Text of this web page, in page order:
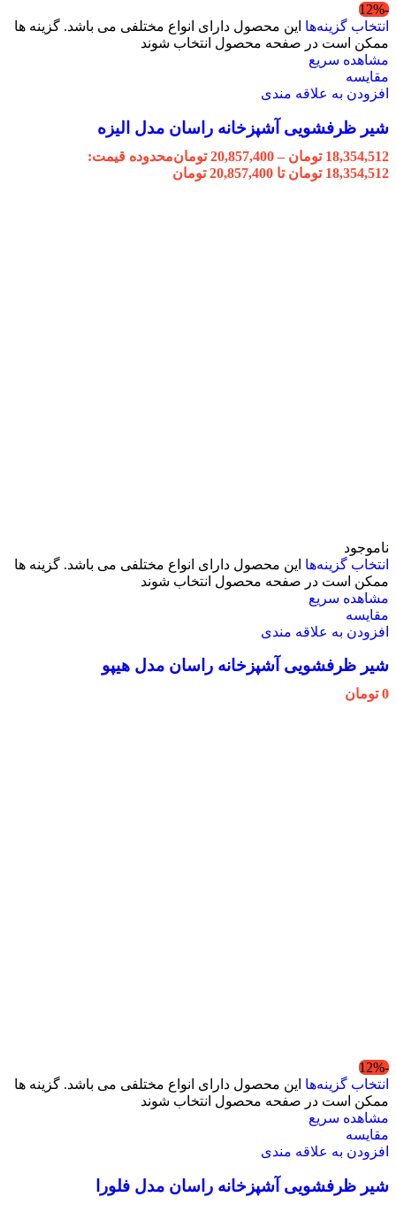
-12%
انتخاب گزینه‌ها این محصول دارای انواع مختلفی می باشد. گزینه ها
ممکن است در صفحه محصول انتخاب شوند
مشاهده سریع
مقایسه
افزودن به علاقه مندی
شیر ظرفشویی آشپزخانه راسان مدل الیزه
18,354,512 تومان –
20,857,400 تومانمحدوده قیمت:
18,354,512 تومان تا 20,857,400 تومان
ناموجود
انتخاب گزینه‌ها این محصول دارای انواع مختلفی می باشد. گزینه ها
ممکن است در صفحه محصول انتخاب شوند
مشاهده سریع
مقایسه
افزودن به علاقه مندی
شیر ظرفشویی آشپزخانه راسان مدل هیپو
0 تومان
-12%
انتخاب گزینه‌ها این محصول دارای انواع مختلفی می باشد. گزینه ها
ممکن است در صفحه محصول انتخاب شوند
مشاهده سریع
مقایسه
افزودن به علاقه مندی
شیر ظرفشویی آشپزخانه راسان مدل فلورا